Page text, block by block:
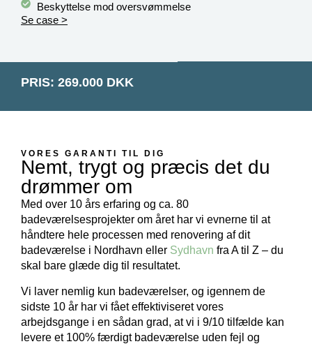
Beskyttelse mod oversvømmelse
Se case >
PRIS: 269.000 DKK
VORES GARANTI TIL DIG
Nemt, trygt og præcis det du
drømmer om
Med over 10 års erfaring og ca. 80
badeværelsesprojekter om året har vi evnerne til at
håndtere hele processen med renovering af dit
badeværelse i Nordhavn eller Sydhavn fra A til Z – du
skal bare glæde dig til resultatet.
Vi laver nemlig kun badeværelser, og igennem de
sidste 10 år har vi fået effektiviseret vores
arbejdsgange i en sådan grad, at vi i 9/10 tilfælde kan
levere et 100% færdigt badeværelse uden fejl og